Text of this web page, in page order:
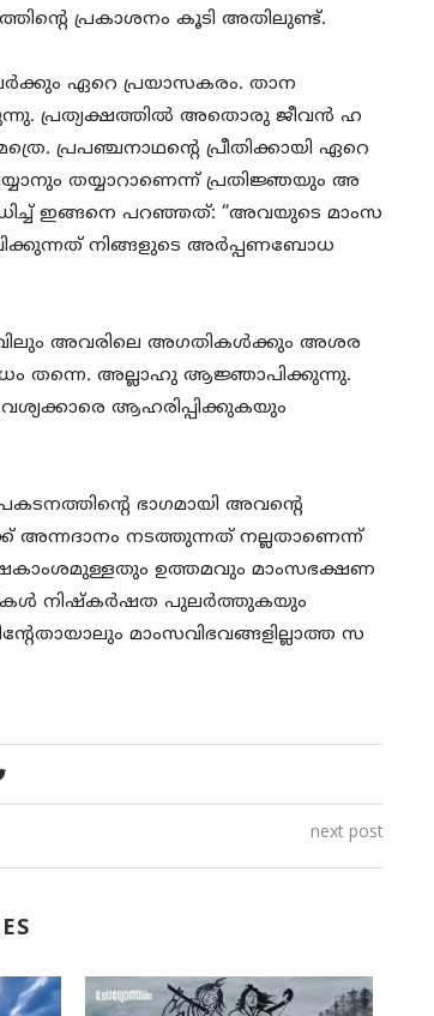
പ്രകാശനം കൂടി അതിലുണ്ട്.
ഏറെ പ്രയാസകരം. താന
പ്രത്യക്ഷത്തിൽ അതൊരു ജീവൻ ഹ
പ്രപഞ്ചനാഥന്റെ പ്രീതിക്കായി ഏറെ
തയ്യാറാണെന്ന് പ്രതിജ്ഞയും അ
ഇങ്ങനെ പറഞ്ഞത്: “അവയുടെ മാംസ
നിങ്ങളുടെ അർപ്പണബോധ
അവരിലെ അഗതികൾക്കും അശര
തന്നെ. അല്ലാഹു ആജ്ഞാപിക്കുന്നു.
ആഹരിപ്പിക്കുകയും
ഭാഗമായി അവന്റെ
അന്നദാനം നടത്തുന്നത് നല്ലതാണെന്ന്
ഉത്തമവും മാംസഭക്ഷണ
നിഷ്കർഷത പുലർത്തുകയും
മാംസവിഭവങ്ങളില്ലാത്ത സ
next post